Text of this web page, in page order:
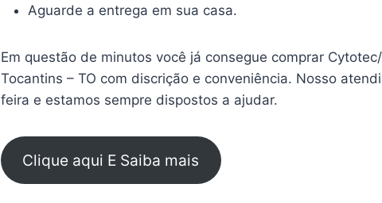
Aguarde a entrega em sua casa.
Em questão de minutos você já consegue comprar
Tocantins – TO com discrição e conveniência. Nosso
feira e estamos sempre dispostos a ajudar.
Clique aqui E Saiba mais